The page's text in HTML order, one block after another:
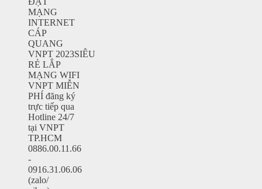
MẠNG
INTERNET
CÁP
QUANG
VNPT 2023SIÊU
RẺ LẮP
MẠNG WIFI
VNPT MIỄN
PHÍ đăng ký
trực tiếp qua
Hotline 24/7
tại VNPT
TP.HCM
0886.00.11.66
-
0916.31.06.06
(zalo/